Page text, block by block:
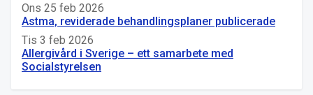
Ons 25 feb 2026
Astma, reviderade behandlingsplaner publicerade
Tis 3 feb 2026
Allergivård i Sverige – ett samarbete med
Socialstyrelsen